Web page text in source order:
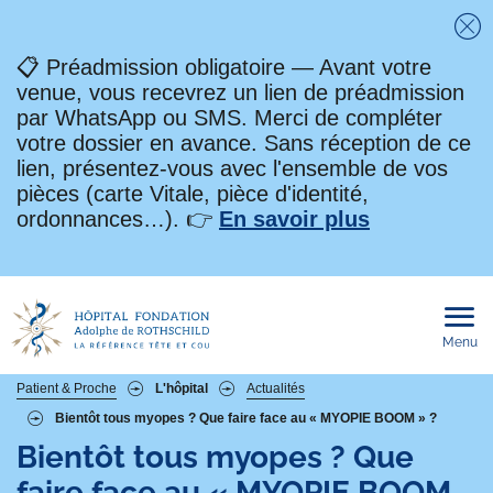
📋 Préadmission obligatoire — Avant votre
venue, vous recevrez un lien de préadmission
par WhatsApp ou SMS. Merci de compléter
votre dossier en avance. Sans réception de ce
lien, présentez-vous avec l'ensemble de vos
pièces (carte Vitale, pièce d'identité,
ordonnances…). 👉 En savoir plus
Menu
Fil
d'Ariane
Patient & Proche L'hôpital
Actualités
Bientôt tous myopes ? Que faire face au « MYOPIE BOOM » ?
Bientôt tous myopes ? Que